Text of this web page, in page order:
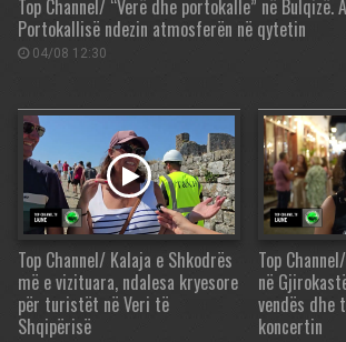
Top Channel/ “Verë dhe portokalle” në Bulqizë.
Portokallisë ndezin atmosferën në qytetin
04/08 12:30
Top Channel/ Kalaja e Shkodrës
më e vizituara, ndalesa kryesore
për turistët në Veri të
Shqipërisë
Top
në
vendës dhe
koncertin